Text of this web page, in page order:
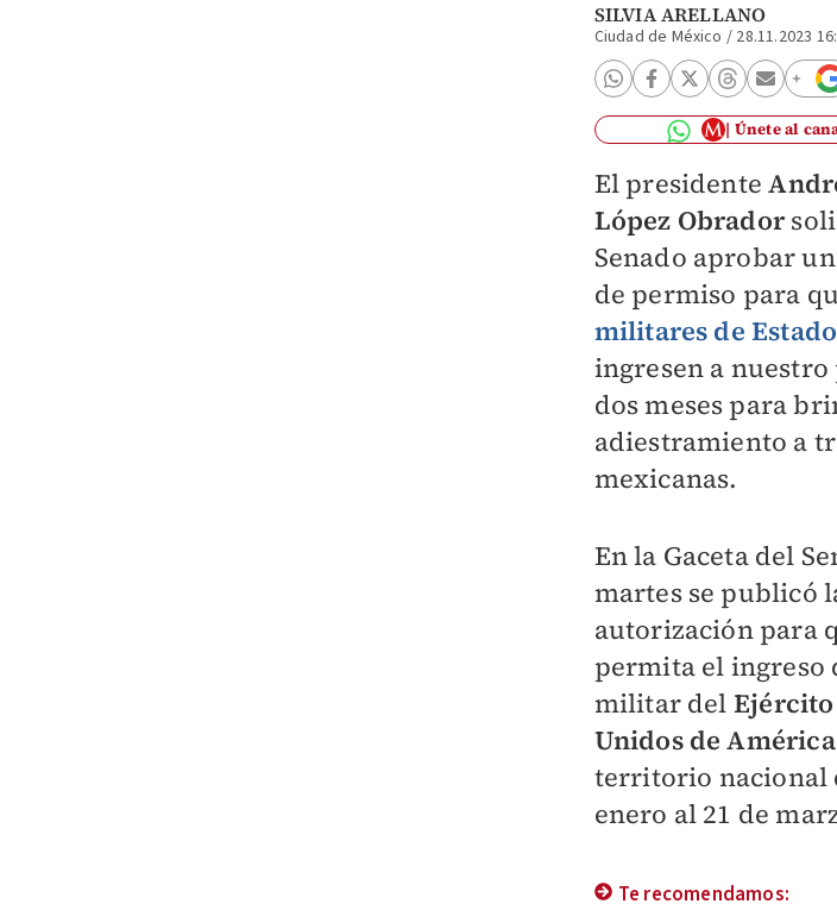
SILVIA ARELLANO
Ciudad de México / 28.11.2023
Únete al
El presidente
López Obrador
Senado aprobar
de permiso para
militares de
ingresen a
dos meses para
adiestramiento a
mexicanas.
En la Gaceta del
martes se publicó
autorización para
permita el ingreso
militar del Ejército
Unidos de América
territorio nacional
enero al 21 de
Te recomendamos: